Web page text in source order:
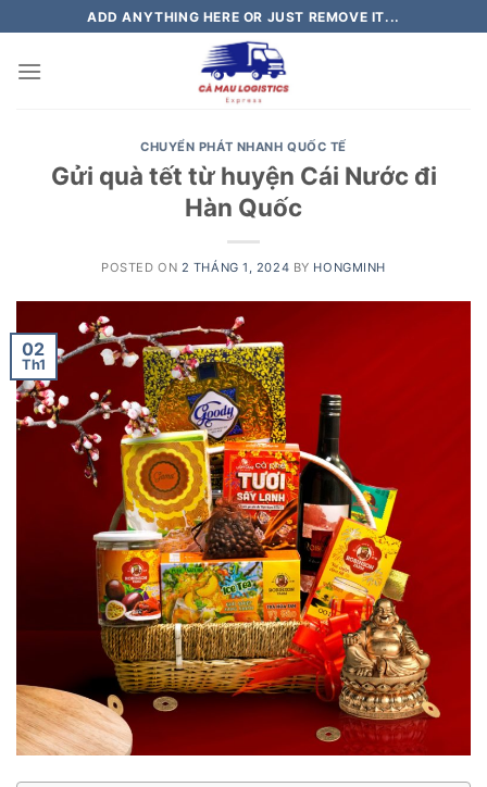
to
content
ADD ANYTHING HERE OR JUST REMOVE IT...
CHUYỂN PHÁT NHANH QUỐC TẾ
Gửi quà tết từ huyện Cái Nước đi
Hàn Quốc
POSTED ON 2 THÁNG 1, 2024 BY HONGMINH
02
Th1